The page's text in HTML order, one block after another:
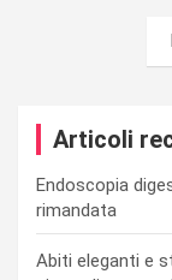
Articoli
Endoscopia
rimandata
Abiti eleganti e